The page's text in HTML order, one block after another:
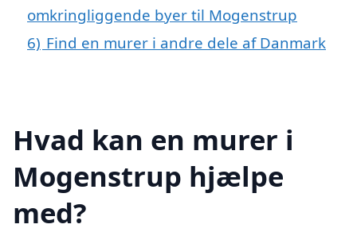
omkringliggende byer til Mogenstrup
6) Find en murer i andre dele af Danmark
Hvad kan en murer i
Mogenstrup hjælpe
med?